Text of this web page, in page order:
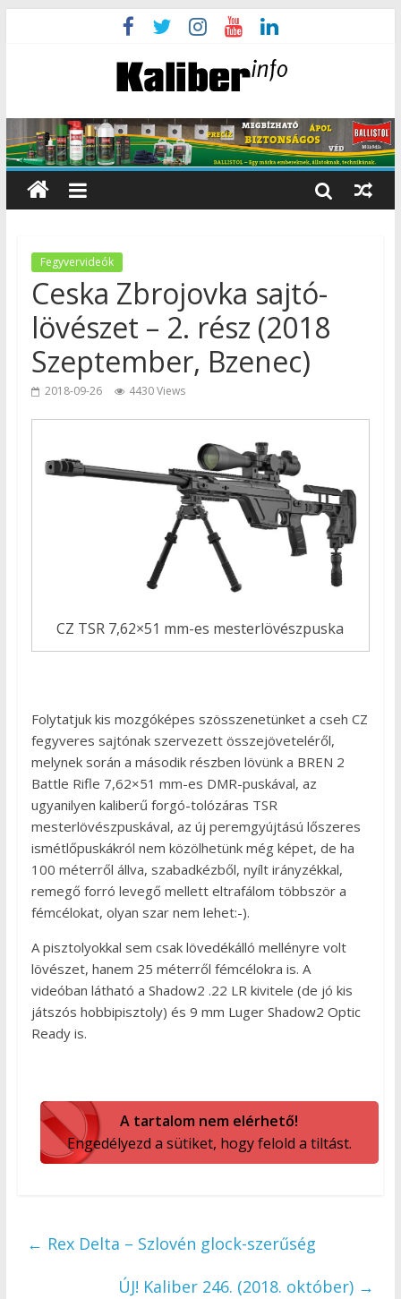
Fegyvervideók
Ceska Zbrojovka sajtó-
lövészet – 2. rész (2018
Szeptember, Bzenec)
2018-09-26 4430 Views
CZ TSR 7,62×51 mm-es mesterlövészpuska
Folytatjuk kis mozgóképes szösszenetünket a cseh CZ
fegyveres sajtónak szervezett összejöveteléről,
melynek során a második részben lövünk a BREN 2
Battle Rifle 7,62×51 mm-es DMR-puskával, az
ugyanilyen kaliberű forgó-tolózáras TSR
mesterlövészpuskával, az új peremgyújtású lőszeres
ismétlőpuskákról nem közölhetünk még képet, de ha
100 méterről állva, szabadkézből, nyílt irányzékkal,
remegő forró levegő mellett eltrafálom többször a
fémcélokat, olyan szar nem lehet:-).
A pisztolyokkal sem csak lövedékálló mellényre volt
lövészet, hanem 25 méterről fémcélokra is. A
videóban látható a Shadow2 .22 LR kivitele (de jó kis
játszós hobbipisztoly) és 9 mm Luger Shadow2 Optic
Ready is.
A tartalom nem elérhető!
Engedélyezd a sütiket, hogy felold a tiltást.
← Rex Delta – Szlovén glock-szerűség
ÚJ! Kaliber 246. (2018. október) →